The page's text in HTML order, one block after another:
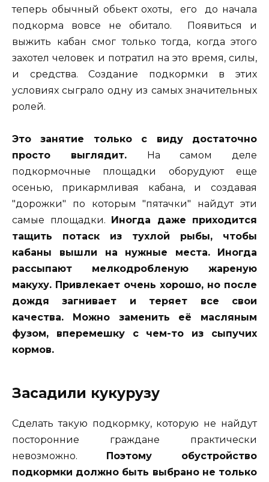
теперь обычный обьект охоты, его до начала
подкорма вовсе не обитало. Появиться и
выжить кабан смог только тогда, когда этого
захотел человек и потратил на это время, силы,
и средства. Создание подкормки в этих
условиях сыграло одну из самых значительных
ролей.
Это занятие только с виду достаточно
просто выглядит.
На самом деле
подкормочные площадки оборудуют еще
осенью, прикармливая кабана, и создавая
"дорожки" по которым "пятачки" найдут эти
самые площадки.
И ногда даже приходится
тащить потаск из тухлой рыбы, чтобы
кабаны вышли на нужные места.
Иногда
рассыпают мелкодробленую жареную
макуху. Привлекает очень хорошо, но после
дождя загнивает и теряет все свои
качества. Можно заменить её масляным
фузом, вперемешку с чем-то из сыпучих
кормов.
Засадили кукурузу
Сделать такую подкормку, которую не найдут
посторонние граждане практически
невозможно.
Поэтому обустройство
подкормки должно быть выбрано не только